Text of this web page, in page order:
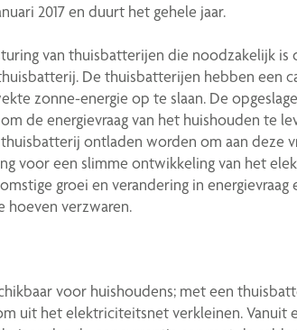
2017 en duurt het gehele jaar.
van thuisbatterijen die noodzakelijk is
De thuisbatterijen hebben een
zonne-energie op te slaan. De
de energievraag van het huishouden te
ontladen worden om aan deze
voor een slimme ontwikkeling van het
groei en verandering in energievraag
hoeven verzwaren.
voor huishoudens; met een
uit het elektriciteitsnet verkleinen. Vanuit